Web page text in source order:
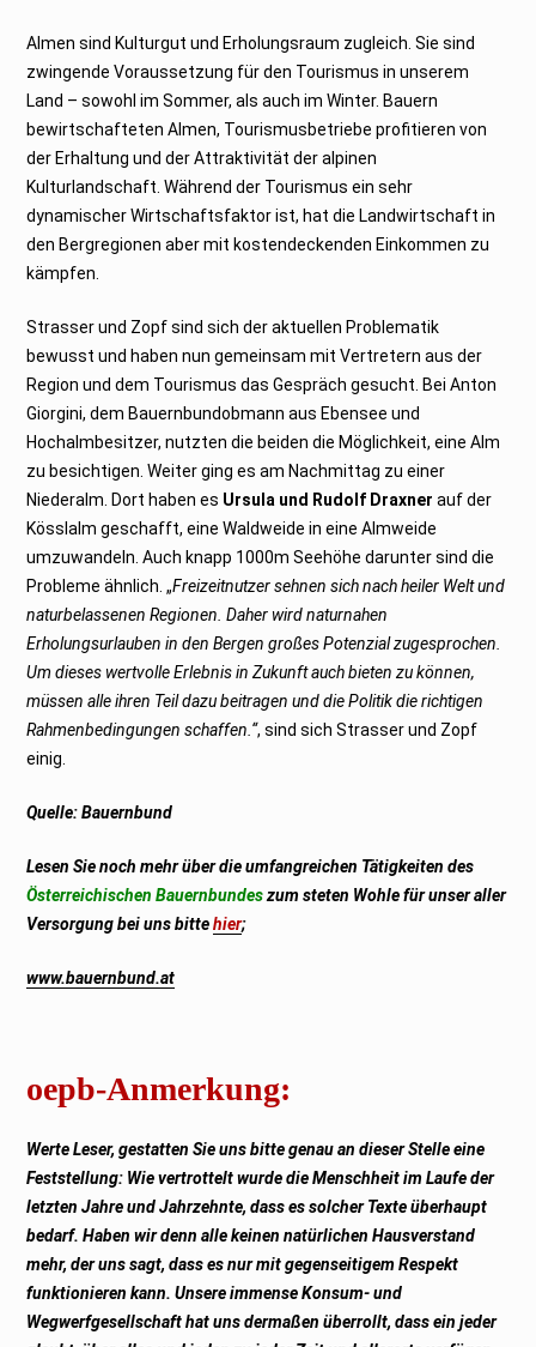
Almen sind Kulturgut und Erholungsraum zugleich. Sie sind
zwingende Voraussetzung für den Tourismus in unserem
Land – sowohl im Sommer, als auch im Winter. Bauern
bewirtschafteten Almen, Tourismusbetriebe profitieren von
der Erhaltung und der Attraktivität der alpinen
Kulturlandschaft. Während der Tourismus ein sehr
dynamischer Wirtschaftsfaktor ist, hat die Landwirtschaft in
den Bergregionen aber mit kostendeckenden Einkommen zu
kämpfen.
Strasser und Zopf sind sich der aktuellen Problematik
bewusst und haben nun gemeinsam mit Vertretern aus der
Region und dem Tourismus das Gespräch gesucht. Bei Anton
Giorgini, dem Bauernbundobmann aus Ebensee und
Hochalmbesitzer, nutzten die beiden die Möglichkeit, eine Alm
zu besichtigen. Weiter ging es am Nachmittag zu einer
Niederalm. Dort haben es Ursula und Rudolf Draxner auf der
Kösslalm geschafft, eine Waldweide in eine Almweide
umzuwandeln. Auch knapp 1000m Seehöhe darunter sind die
Probleme ähnlich. „Freizeitnutzer sehnen sich nach heiler Welt und
naturbelassenen Regionen. Daher wird naturnahen
Erholungsurlauben in den Bergen großes Potenzial zugesprochen.
Um dieses wertvolle Erlebnis in Zukunft auch bieten zu können,
müssen alle ihren Teil dazu beitragen und die Politik die richtigen
Rahmenbedingungen schaffen.“, sind sich Strasser und Zopf
einig.
Quelle: Bauernbund
Lesen Sie noch mehr über die umfangreichen Tätigkeiten des
Österreichischen Bauernbundeszum steten Wohle für unser aller
Versorgung bei uns bittehier;
www.bauernbund.at
oepb-Anmerkung:
Werte Leser, gestatten Sie uns bitte genau an dieser Stelle eine
Feststellung: Wie vertrottelt wurde die Menschheit im Laufe der
letzten Jahre und Jahrzehnte, dass es solcher Texte überhaupt
bedarf. Haben wir denn alle keinen natürlichen Hausverstand
mehr, der uns sagt, dass es nur mit gegenseitigem Respekt
funktionieren kann. Unsere immense Konsum- und
Wegwerfgesellschaft hat uns dermaßen überrollt, dass ein jeder